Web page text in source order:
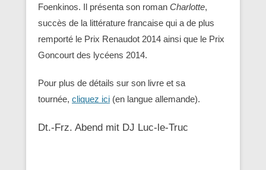
Foenkinos. Il présenta son roman Charlotte,
succès de la littérature francaise qui a de plus
remporté le Prix Renaudot 2014 ainsi que le Prix
Goncourt des lycéens 2014.
Pour plus de détails sur son livre et sa
tournée, cliquez ici (en langue allemande).
Dt.-Frz. Abend mit DJ Luc-le-Truc